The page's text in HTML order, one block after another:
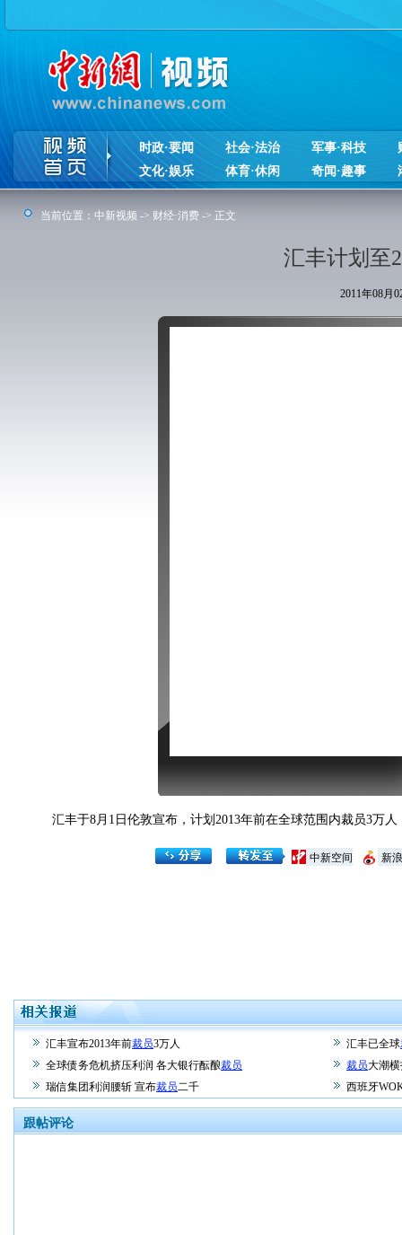
时政·要闻 社会·法治 军事·科技
文化·娱乐
体育·休闲 奇闻·趣事
当前位置： 中新视频 -> 财经·消费 -> 正文
汇丰计划至
2011年08月
汇丰于8月1日伦敦宣布，计划2013年前在全球范围内裁员3万人
新
中新空间
汇丰宣布2013年前裁员3万人 汇丰已全球
全球债务危机挤压利润 各大银行酝酿裁员 裁员大潮
瑞信集团利润腰斩 宣布裁员二千 西班牙
跟帖评论